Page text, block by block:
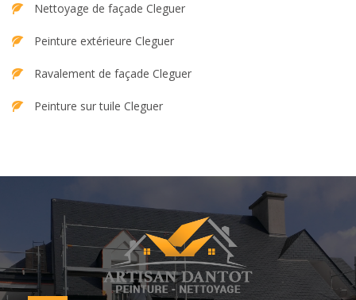
Nettoyage de façade Cleguer
Peinture extérieure Cleguer
Ravalement de façade Cleguer
Peinture sur tuile Cleguer